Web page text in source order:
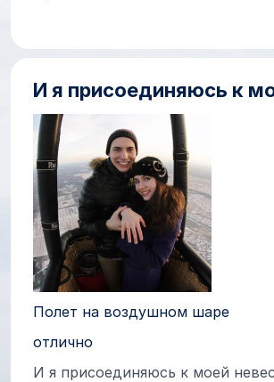
И я присоединяюсь к
Полет на воздушном шаре
отлично
И я присоединяюсь к моей